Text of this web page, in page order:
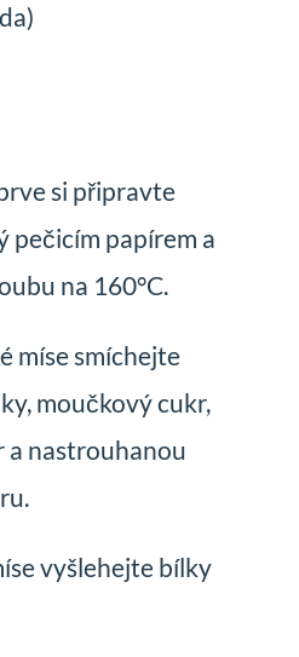
si připravte
pečicím papírem a
na 160°C.
míse smíchejte
moučkový cukr,
a nastrouhanou
vyšlehejte bílky